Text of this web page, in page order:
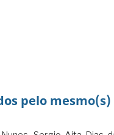
pelo